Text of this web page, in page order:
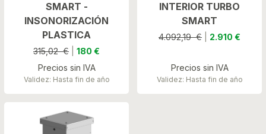
SMART -
INSONORIZACIÓN
PLASTICA
315,02 €
180 €
Precios sin IVA
Validez: Hasta fin de año
INTERIOR TURBO
SMART
4.092,19 € 2.910 €
Precios sin IVA
Validez: Hasta fin de año